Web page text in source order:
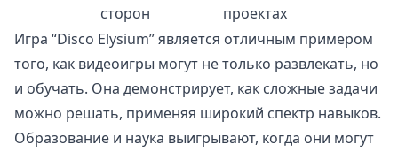
сторон
проектах
Игра “Disco Elysium” является отличным примером
того, как видеоигры могут не только развлекать, но
и обучать. Она демонстрирует, как сложные задачи
можно решать, применяя широкий спектр навыков.
Образование и наука выигрывают, когда они могут